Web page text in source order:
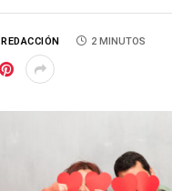
REDACCIÓN 2 MINUTOS